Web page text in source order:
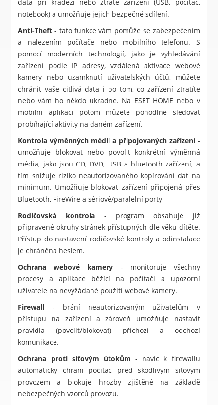
data při krádeži nebo ztrátě zařízení (USB, počítač,
notebook) a umožňuje jejich bezpečné sdílení.
Anti-Theft - tato funkce vám pomůže se zabezpečením
a nalezením počítače nebo mobilního telefonu. S
pomocí moderních technologií, jako je vyhledávání
zařízení podle IP adresy, vzdálená aktivace webové
kamery nebo uzamknutí uživatelských účtů, můžete
chránit vaše citlivá data i po tom, co zařízení ztratíte
nebo vám ho někdo ukradne. Na ESET HOME nebo v
mobilní aplikaci potom můžete pohodlně sledovat
probíhající aktivity na daném zařízení.
Kontrola výměnných médií a připojovaných zařízení-
umožňuje blokovat nebo povolit konkrétní výměnná
média, jako jsou CD, DVD, USB a bluetooth zařízení, a
tím snižuje riziko neautorizovaného kopírování dat na
minimum. Umožňuje blokovat zařízení připojená přes
Bluetooth, FireWire a sériové/paralelní porty.
Rodičovská kontrola - program obsahuje již
připravené okruhy stránek přístupných dle věku dítěte.
Přístup do nastavení rodičovské kontroly a odinstalace
je chráněna heslem.
Ochrana webové kamery - monitoruje všechny
procesy a aplikace běžící na počítači a upozorní
uživatele na nevyžádané použití webové kamery.
Firewall - brání neautorizovaným uživatelům v
přístupu na zařízení a zároveň umožňuje nastavit
pravidla (povolit/blokovat) příchozí a odchozí
komunikace.
Ochrana proti síťovým útokům - navíc k firewallu
automaticky chrání počítač před škodlivým síťovým
provozem a blokuje hrozby zjištěné na základě
nebezpečných vzorců provozu.